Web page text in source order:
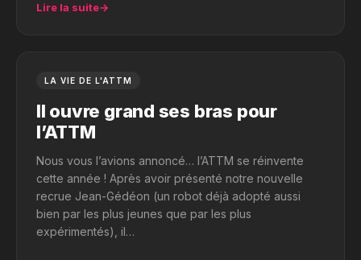
Lire la suite→
LA VIE DE L'ATTM
Il ouvre grand ses bras pour
l’ATTM
Nous vous l’avions annoncé… l’ATTM se réinvente
cette année ! Après avoir présenté notre nouvelle
recrue Jean-Gédéon (un robot déjà adopté aussi
bien par les plus jeunes que par les plus
expérimentés), il…